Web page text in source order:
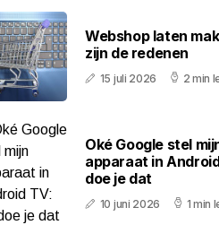
Webshop laten
zijn de redenen
15 juli 2026 2 min
Oké Google stel
apparaat in
doe je dat
10 juni 2026 1 min